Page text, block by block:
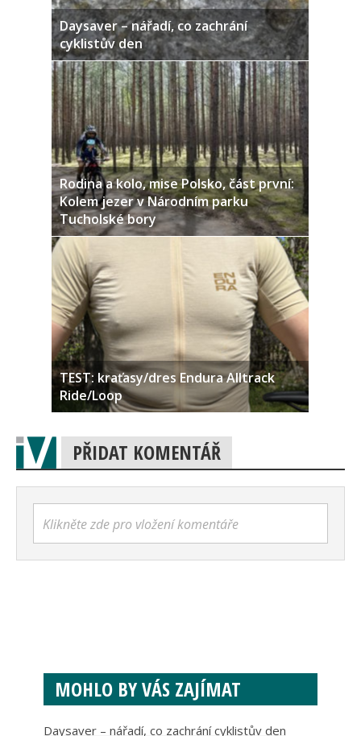
Daysaver – nářadí, co zachrání
cyklistův den
Rodina a kolo, mise Polsko, část první:
Kolem jezer v Národním parku
Tucholské bory
TEST: kraťasy/dres Endura Alltrack
Ride/Loop
PŘIDAT KOMENTÁŘ
Klikněte zde pro vložení komentáře
MOHLO BY VÁS ZAJÍMAT
Daysaver – nářadí, co zachrání cyklistův den